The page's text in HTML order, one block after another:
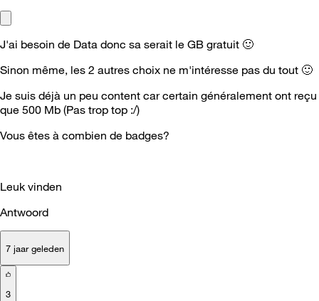
J'ai besoin de Data donc sa serait le GB gratuit 🙂
Sinon même, les 2 autres choix ne m'intéresse pas du tout 🙂
Je suis déjà un peu content car certain généralement ont reçu
que 500 Mb (Pas trop top :/)
Vous êtes à combien de badges?
Leuk vinden
Antwoord
7 jaar geleden
3